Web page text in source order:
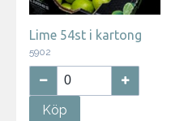
Lime 54st i kartong
5902
Köp